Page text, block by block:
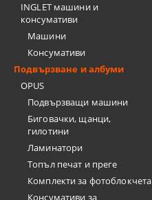
INGLET машини и
консумативи
Машини
Консумативи
Подвързване и албуми
OPUS
Подвързващи машини
Биговачки, щанци,
гилотини
Ламинатори
Топъл печат и преге
Комплекти за фотоблокчета
Консумативи за